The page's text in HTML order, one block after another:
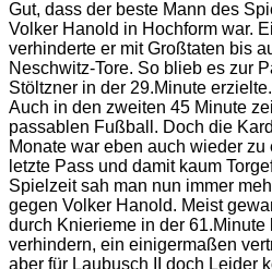
Gut, dass der beste Mann des
Volker Hanold in Hochform war.
verhinderte er mit Großtaten bis
Neschwitz-Tore. So blieb es zur
Stöltzner in der 29.Minute erzielte.
Auch in den zweiten 45 Minute
passablen Fußball. Doch die
Monate war eben auch wieder
letzte Pass und damit kaum
Spielzeit sah man nun immer
gegen Volker Hanold. Meist
durch Knierieme in der
verhindern, ein einigermaßen
aber für Laubusch II doch Leider